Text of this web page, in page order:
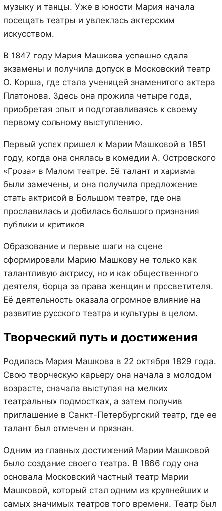
музыку и танцы. Уже в юности Мария начала
посещать театры и увлеклась актерским
искусством.
В 1847 году Мария Машкова успешно сдала
экзамены и получила допуск в Московский театр
О. Корша, где стала ученицей знаменитого актера
Платонова. Здесь она прожила четыре года,
приобретая опыт и подготавливаясь к своему
первому сольному выступлению.
Первый успех пришел к Марии Машковой в 1851
году, когда она снялась в комедии А. Островского
«Гроза» в Малом театре. Её талант и харизма
были замечены, и она получила предложение
стать актрисой в Большом театре, где она
прославилась и добилась большого признания
публики и критиков.
Образование и первые шаги на сцене
сформировали Марию Машкову не только как
талантливую актрису, но и как общественного
деятеля, борца за права женщин и просветителя.
Её деятельность оказала огромное влияние на
развитие русского театра и культуры в целом.
Творческий путь и достижения
Родилась Мария Машкова в 22 октября 1829 года.
Свою творческую карьеру она начала в молодом
возрасте, сначала выступая на мелких
театральных подмостках, а затем получив
приглашение в Санкт-Петербургский театр, где ее
талант был отмечен и признан.
Одним из главных достижений Марии Машковой
было создание своего театра. В 1866 году она
основала Московский частный театр Марии
Машковой, который стал одним из крупнейших и
самых значимых театров того времени. Театр был